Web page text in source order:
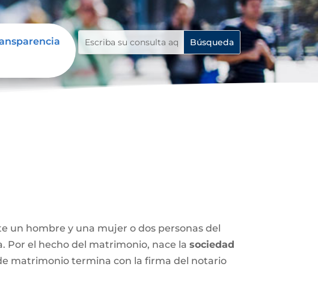
un hombre y una mujer o dos personas del
Por el hecho del matrimonio, nace lasociedad
matrimonio termina con la firma del notario